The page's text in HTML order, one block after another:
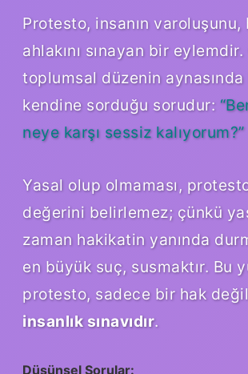
Protesto, insanın
ahlakını sınayan bir eylemdir.
toplumsal düzenin
kendine sorduğu sorudur:
neye karşı sessiz kalıyorum?”
Yasal olup olmaması,
değerini belirlemez; çünkü
zaman hakikatin yanında
en büyük suç, susmaktır. Bu
protesto, sadece bir hak
insanlık sınavıdır.
Düşünsel Sorular: